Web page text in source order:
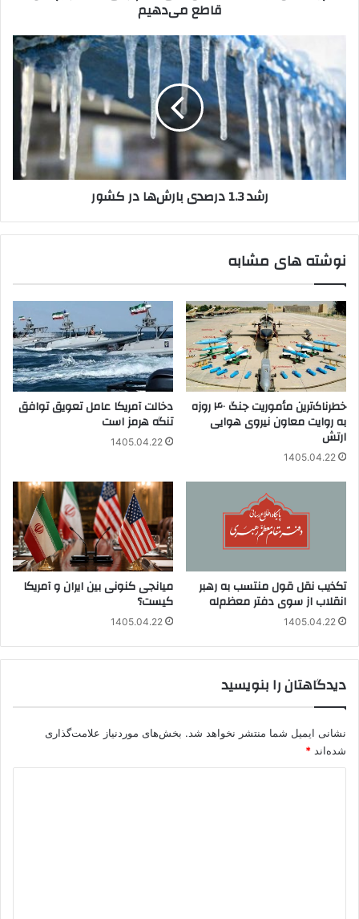
قاطع می‌دهیم
درصدی
بارش‌ها
در
کشور
رشد 1.3 درصدی بارش‌ها در کشور
نوشته های مشابه
خطرناک‌ترین مأموریت جنگ ۴۰ روزه
به روایت معاون نیروی هوایی
ارتش
1405.04.22
دخالت آمریکا عامل تعویق توافق
تنگه هرمز است
1405.04.22
تکذیب نقل قول منتسب به رهبر
انقلاب از سوی دفتر معظم‌له
1405.04.22
میانجی کنونی بین ایران و آمریکا
کیست؟
1405.04.22
دیدگاهتان را بنویسید
نشانی ایمیل شما منتشر نخواهد شد. بخش‌های موردنیاز علامت‌گذاری
شده‌اند *